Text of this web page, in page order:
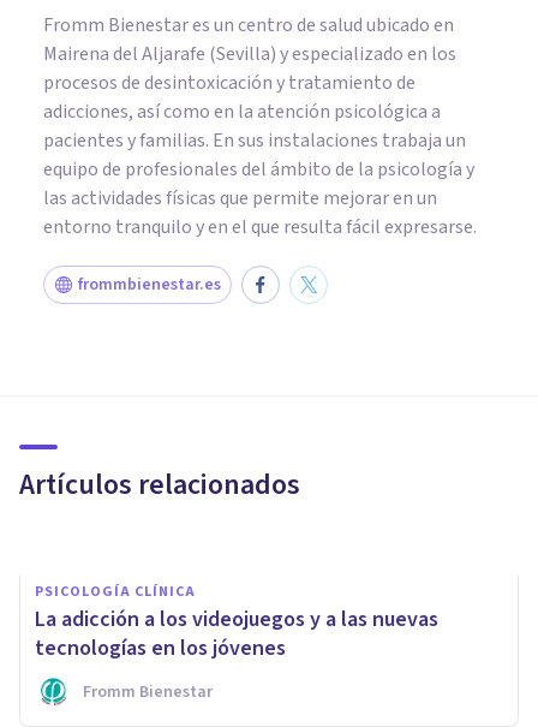
Fromm Bienestar es un centro de salud ubicado en
Mairena del Aljarafe (Sevilla) y especializado en los
procesos de desintoxicación y tratamiento de
adicciones, así como en la atención psicológica a
pacientes y familias. En sus instalaciones trabaja un
equipo de profesionales del ámbito de la psicología y
las actividades físicas que permite mejorar en un
entorno tranquilo y en el que resulta fácil expresarse.
frommbienestar.es
Artículos relacionados
síntomas, causas y tratamiento
PSICOLOGÍA CLÍNICA
La adicción a los videojuegos y a las nuevas
tecnologías en los jóvenes
Fromm Bienestar